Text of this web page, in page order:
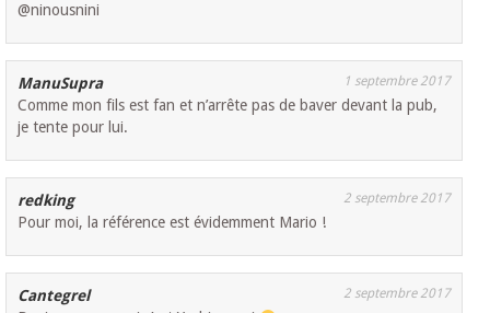
@ninousnini
ManuSupra 1 septembre 2017
Comme mon fils est fan et n’arrête pas de baver devant la pub,
je tente pour lui.
redking 2 septembre 2017
Pour moi, la référence est évidemment Mario !
Cantegrel 2 septembre 2017